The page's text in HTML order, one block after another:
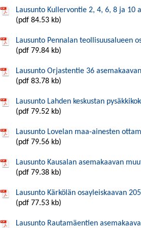
Lausunto Kullervontie 2, 4, 6, 8 ja 10
(pdf 84.53 kb)
Lausunto Pennalan teollisuusalueen
(pdf 79.84 kb)
Lausunto Orjastentie 36
(pdf 83.78 kb)
Lausunto Lahden keskustan
(pdf 79.52 kb)
Lausunto Lovelan maa-ainesten
(pdf 79.56 kb)
Lausunto Kausalan asemakaavan
(pdf 79.38 kb)
Lausunto Kärkölän osayleiskaavan
(pdf 77.53 kb)
Lausunto Rautamäentien